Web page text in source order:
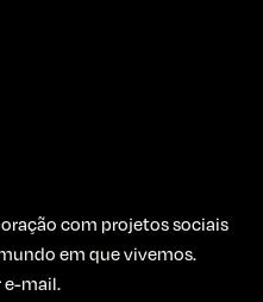
com projetos sociais
em que vivemos.
e-mail.